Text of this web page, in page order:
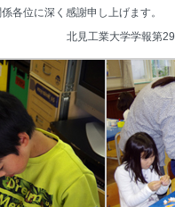
各位に深く感謝申し上げます。
北見工業大学学報第